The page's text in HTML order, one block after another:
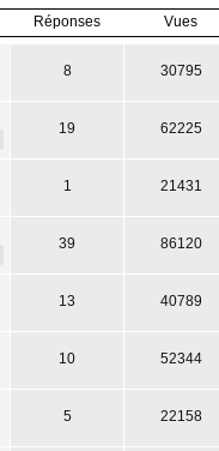
Réponses Vues
8 30795
19 62225
1 21431
39 86120
13 40789
10 52344
5 22158